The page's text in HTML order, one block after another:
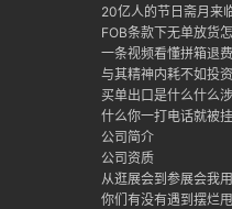
20亿人的节日斋月来
FOB条款下无单放货
一条视频看懂拼箱退
与其精神内耗不如投
买单出口是什么什么
什么你一打电话就被
公司简介
公司资质
从逛展会到参展会我
你们有没有遇到摆烂